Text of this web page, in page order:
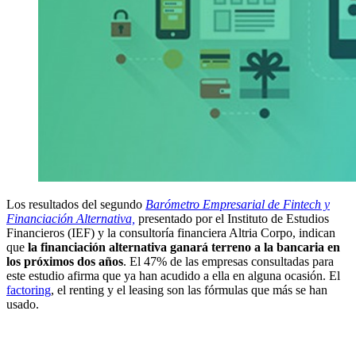
Los resultados del segundo Barómetro Empresarial de Fintech y
Financiación Alternativa, presentado por el Instituto de Estudios
Financieros (IEF) y la consultoría financiera Altria Corpo, indican
que la financiación alternativa ganará terreno a la bancaria en
los próximos dos años. El 47% de las empresas consultadas para
este estudio afirma que ya han acudido a ella en alguna ocasión. El
factoring, el renting y el leasing son las fórmulas que más se han
usado.